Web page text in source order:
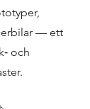
— ett
och